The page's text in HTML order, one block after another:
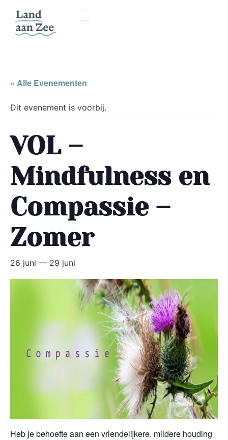
« Alle Evenementen
Dit evenement is voorbij.
VOL –
Mindfulness en
Compassie –
Zomer
26 juni — 29 juni
Heb je behoefte aan een vriendelijkere, mildere houding